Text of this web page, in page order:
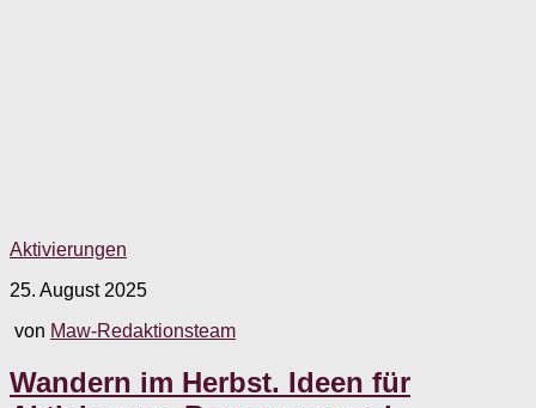
Aktivierungen
25. August 2025
von Maw-Redaktionsteam
Wandern im Herbst. Ideen für